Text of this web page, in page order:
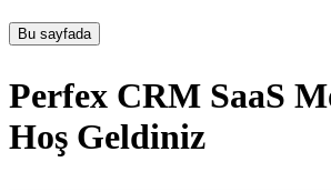
Bu sayfada
Perfex CRM SaaS
Hoş Geldiniz